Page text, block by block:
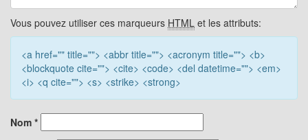
Vous pouvez utiliser ces marqueurs HTML et les attributs:
<a href="" title=""> <abbr title=""> <acronym title=""> <b>
<blockquote cite=""> <cite> <code> <del datetime=""> <em>
<i> <q cite=""> <s> <strike> <strong>
Nom *